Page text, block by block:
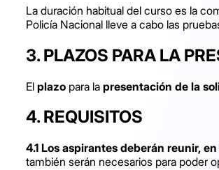
La duración habitual del curso es la
Policía Nacional lleve a cabo las
3.PLAZOS PARA LA
El plazo para la presentación de la
4.REQUISITOS
4.1 Los aspirantes deberán reunir,
también serán necesarios para poder